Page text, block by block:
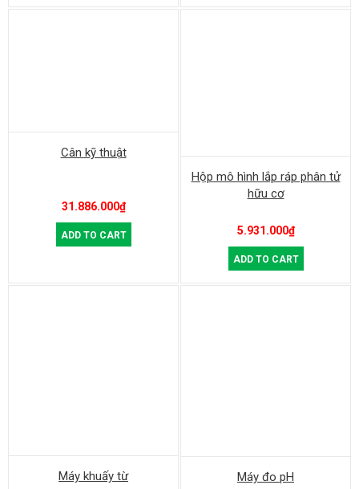
Cân kỹ thuật
31.886.000₫
ADD TO CART
Hộp mô hình lắp ráp phân tử
hữu cơ
5.931.000₫
ADD TO CART
Máy khuấy từ Máy đo pH